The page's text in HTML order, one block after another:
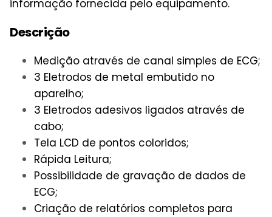
informação fornecida pelo equipamento.
Descrição
Medição através de canal simples de ECG;
3 Eletrodos de metal embutido no
aparelho;
3 Eletrodos adesivos ligados através de
cabo;
Tela LCD de pontos coloridos;
Rápida Leitura;
Possibilidade de gravação de dados de
ECG;
Criação de relatórios completos para